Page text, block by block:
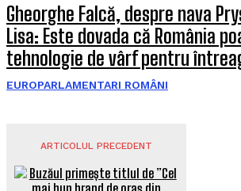
Gheorghe Falcă, despre nava
Lisa: Este dovada că România
tehnologie de vârf pentru
EUROPARLAMENTARI ROMÂNI
ARTICOLUL PRECEDENT